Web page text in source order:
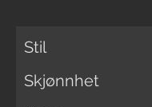
Stil
Skjønnhet